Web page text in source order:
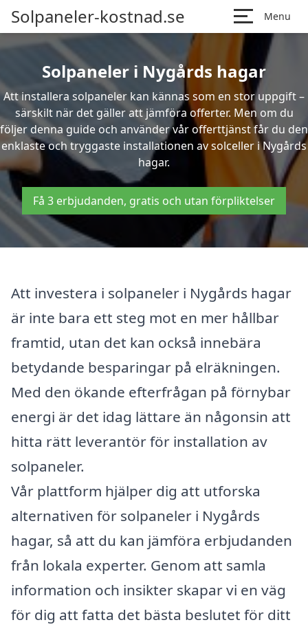
Solpaneler-kostnad.se Menu
Solpaneler i Nygårds hagar
Att installera solpaneler kan kännas som en stor uppgift –
särskilt när det gäller att jämföra offerter. Men om du
följer denna guide och använder vår offerttjänst får du den
enklaste och tryggaste installationen av solceller i Nygårds
hagar.
Få 3 erbjudanden, gratis och utan förpliktelser
Att investera i solpaneler i Nygårds hagar
är inte bara ett steg mot en mer hållbar
framtid, utan det kan också innebära
betydande besparingar på elräkningen.
Med den ökande efterfrågan på förnybar
energi är det idag lättare än någonsin att
hitta rätt leverantör för installation av
solpaneler.
Vår plattform hjälper dig att utforska
alternativen för solpaneler i Nygårds
hagar, så att du kan jämföra erbjudanden
från lokala experter. Genom att samla
information och insikter skapar vi en väg
för dig att fatta det bästa beslutet för ditt